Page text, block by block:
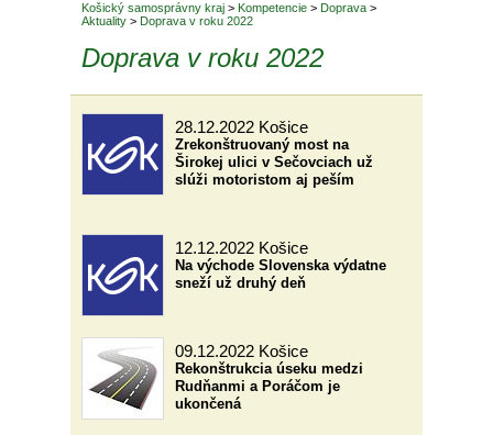
Košický samosprávny kraj > Kompetencie > Doprava >
Aktuality > Doprava v roku 2022
Doprava v roku 2022
28.12.2022 Košice
Zrekonštruovaný most na
Širokej ulici v Sečovciach už
slúži motoristom aj peším
12.12.2022 Košice
Na východe Slovenska výdatne
sneží už druhý deň
09.12.2022 Košice
Rekonštrukcia úseku medzi
Rudňanmi a Poráčom je
ukončená